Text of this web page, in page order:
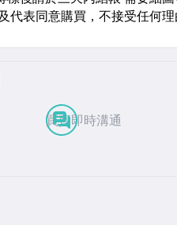
買賣即時溝通